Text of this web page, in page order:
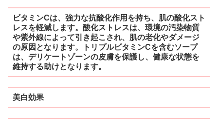
ビタミンCは、強力な抗酸化作用を持ち、肌の酸化スト
レスを軽減します。酸化ストレスは、環境の汚染物質
や紫外線によって引き起こされ、肌の老化やダメージ
の原因となります。トリプルビタミンCを含むソープ
は、デリケートゾーンの皮膚を保護し、健康な状態を
維持する助けとなります。
美白効果